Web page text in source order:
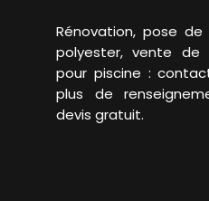
Rénovation, pose
polyester, vente de
pour piscine :
plus de
devis gratuit.